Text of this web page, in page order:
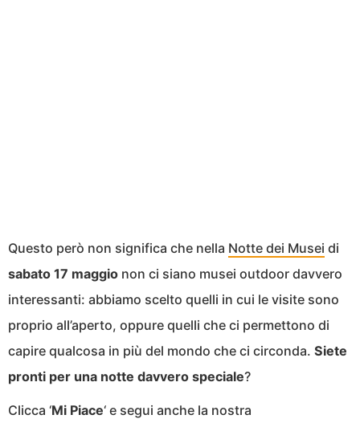
Questo però non significa che nella Notte dei Musei di
sabato 17 maggio non ci siano musei outdoor davvero
interessanti: abbiamo scelto quelli in cui le visite sono
proprio all’aperto, oppure quelli che ci permettono di
capire qualcosa in più del mondo che ci circonda. Siete
pronti per una notte davvero speciale?
Clicca ‘Mi Piace‘ e segui anche la nostra